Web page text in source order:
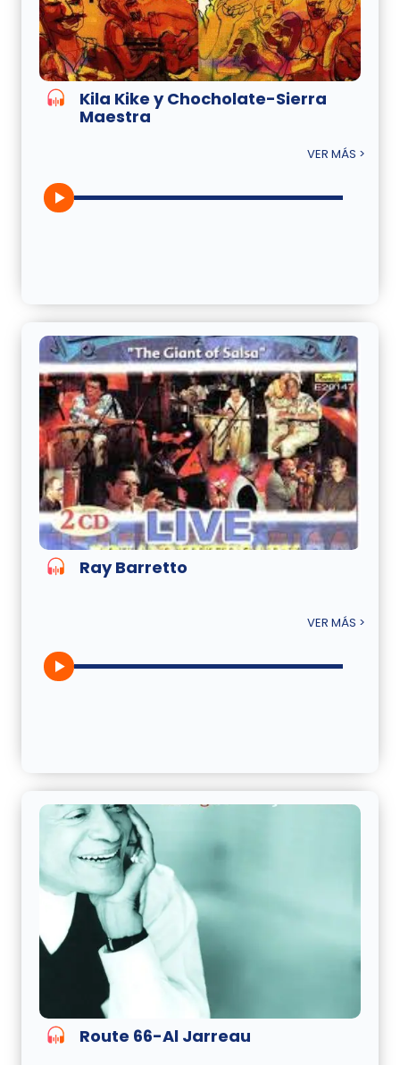
Kila Kike y Chocholate-Sierra
Maestra
VER MÁS >
Ray Barretto
VER MÁS >
Route 66-Al Jarreau